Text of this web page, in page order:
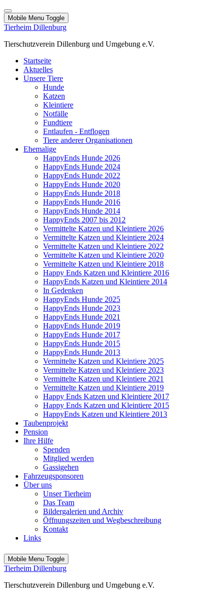
Mobile Menu Toggle
Tierheim Dillenburg
Tierschutzverein Dillenburg und Umgebung e.V.
Startseite
Aktuelles
Unsere Tiere
Hunde
Katzen
Kleintiere
Notfälle
Fundtiere
Entlaufen - Entflogen
Tiere anderer Organisationen
Ehemalige
HappyEnds Hunde 2026
HappyEnds Hunde 2024
HappyEnds Hunde 2022
HappyEnds Hunde 2020
HappyEnds Hunde 2018
HappyEnds Hunde 2016
HappyEnds Hunde 2014
HappyEnds 2007 bis 2012
Vermittelte Katzen und Kleintiere 2026
Vermittelte Katzen und Kleintiere 2024
Vermittelte Katzen und Kleintiere 2022
Vermittelte Katzen und Kleintiere 2020
Vermittelte Katzen und Kleintiere 2018
Happy Ends Katzen und Kleintiere 2016
HappyEnds Katzen und Kleintiere 2014
In Gedenken
HappyEnds Hunde 2025
HappyEnds Hunde 2023
HappyEnds Hunde 2021
HappyEnds Hunde 2019
HappyEnds Hunde 2017
HappyEnds Hunde 2015
HappyEnds Hunde 2013
Vermittelte Katzen und Kleintiere 2025
Vermittelte Katzen und Kleintiere 2023
Vermittelte Katzen und Kleintiere 2021
Vermittelte Katzen und Kleintiere 2019
Happy Ends Katzen und Kleintiere 2017
Happy Ends Katzen und Kleintiere 2015
HappyEnds Katzen und Kleintiere 2013
Taubenprojekt
Pension
Ihre Hilfe
Spenden
Mitglied werden
Gassigehen
Fahrzeugsponsoren
Über uns
Unser Tierheim
Das Team
Bildergalerien und Archiv
Öffnungszeiten und Wegbeschreibung
Kontakt
Links
Mobile Menu Toggle
Tierheim Dillenburg
Tierschutzverein Dillenburg und Umgebung e.V.